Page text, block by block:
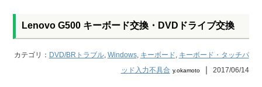
Lenovo G500 キーボード交換・DVDドライブ交換
カテゴリ： DVD/BRトラブル, Windows, キーボード, キーボード・タッチパ
ッド入力不具合 y.okamoto｜ 2017/06/14